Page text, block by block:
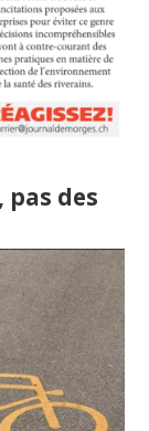
des